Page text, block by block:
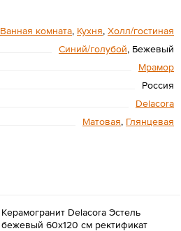
Ванная комната, Кухня, Холл/гостиная
Синий/голубой, Бежевый
Мрамор
Россия
Delacora
Матовая, Глянцевая
Керамогранит Delacora Эстель
бежевый 60x120 см ректификат